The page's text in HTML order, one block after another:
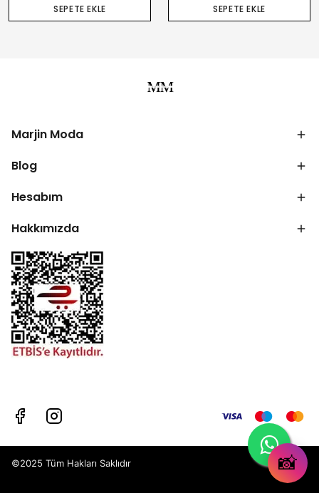
SEPETE EKLE SEPETE EKLE
Marjin Moda
Blog
Hesabım
Hakkımızda
©2025 Tüm Hakları Saklıdır 📸